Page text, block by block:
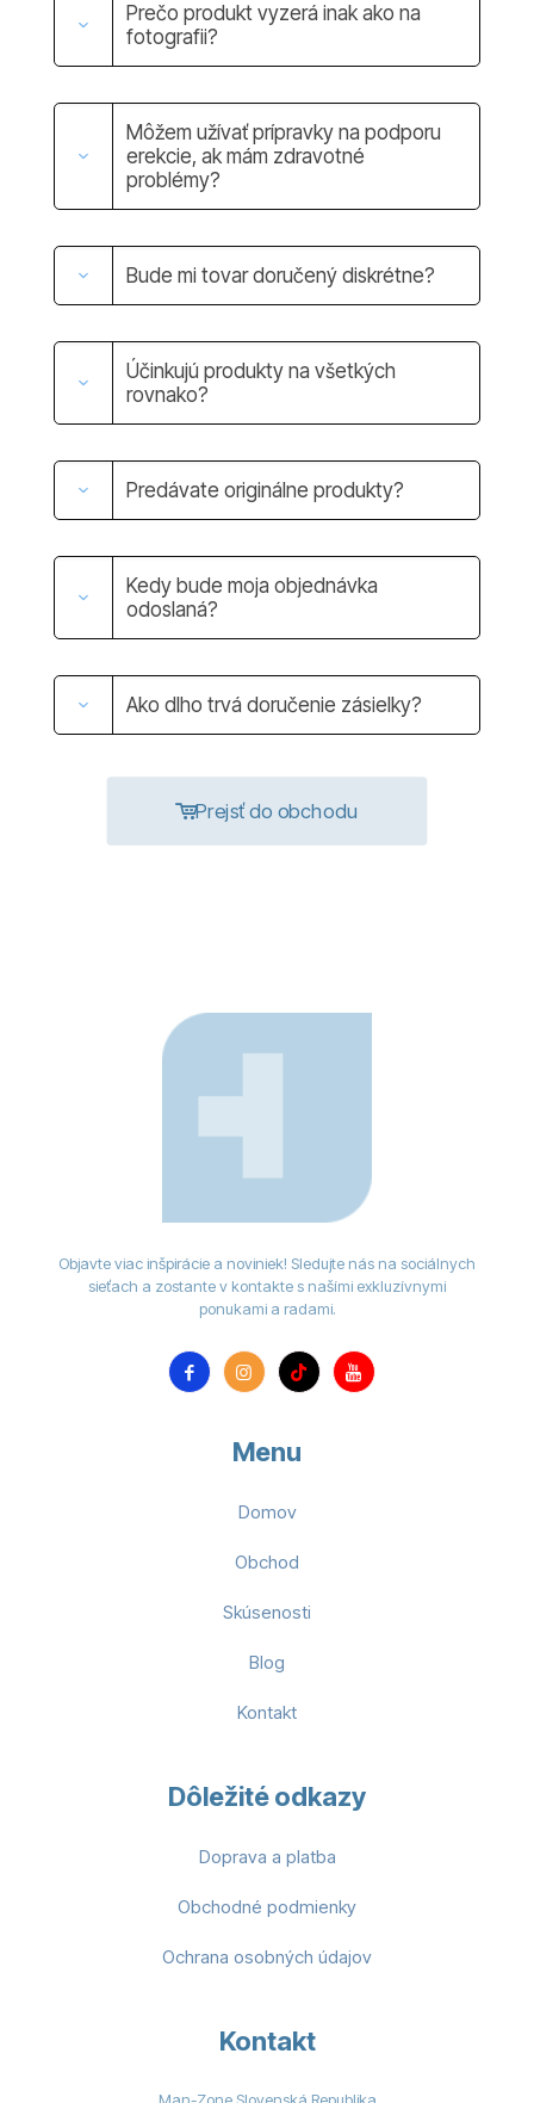
Prečo produkt vyzerá inak ako na
fotografii?
Môžem užívať prípravky na podporu
erekcie, ak mám zdravotné
problémy?
Bude mi tovar doručený diskrétne?
Účinkujú produkty na všetkých
rovnako?
Predávate originálne produkty?
Kedy bude moja objednávka
odoslaná?
Ako dlho trvá doručenie zásielky?
Prejsť do obchodu
Objavte viac inšpirácie a noviniek! Sledujte nás na sociálnych
sieťach a zostante v kontakte s našími exkluzívnymi
ponukami a radami.
Menu
Domov
Obchod
Skúsenosti
Blog
Kontakt
Dôležité odkazy
Doprava a platba
Obchodné podmienky
Ochrana osobných údajov
Kontakt